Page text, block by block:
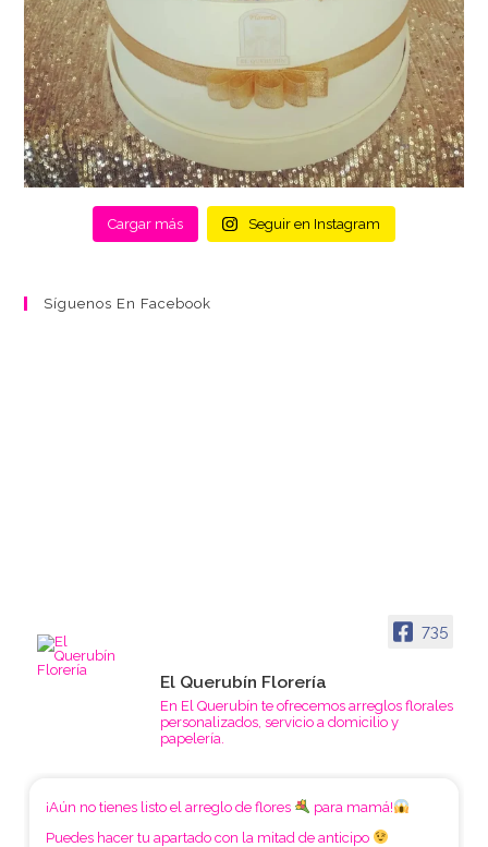
Cargar más Seguir en Instagram
Síguenos En Facebook
735
El Querubín Florería
En El Querubín te ofrecemos arreglos florales
personalizados, servicio a domicilio y
papelería.
¡Aún no tienes listo el arreglo de flores
para mamá!
Puedes hacer tu apartado con la mitad de anticipo